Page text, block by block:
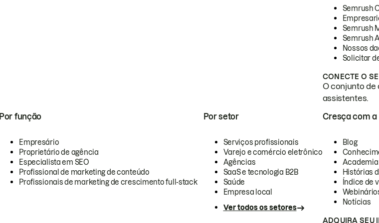
Semrush
Semrush
Semrush
Nossos
Solicitar
CONECTE O
O conjunto de
assistentes.
Por função
Empresário
Proprietário de agência
Especialista em SEO
Profissional de marketing de conteúdo
Profissionais de marketing de crescimento full-stack
Por setor
Serviços profissionais
Varejo e comércio eletrônico
Agências
SaaS e tecnologia B2B
Saúde
Empresa local
Ver todos os setores
Cresça com a
Blog
Academia
Histórias
Índice de
Notícias
ADQUIRA SEU